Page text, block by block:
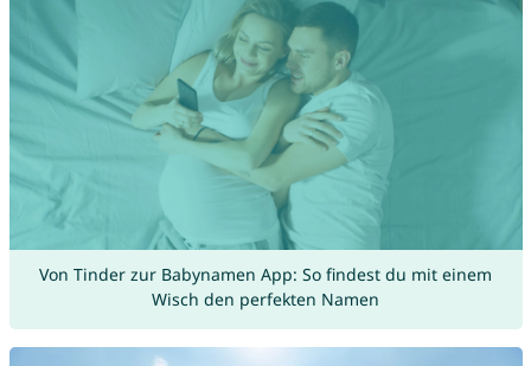
Von Tinder zur Babynamen App: So findest du mit einem
Wisch den perfekten Namen